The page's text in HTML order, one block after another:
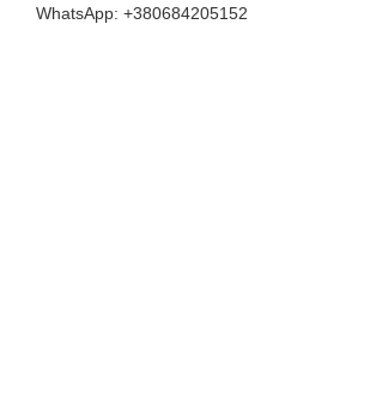
+380684205152